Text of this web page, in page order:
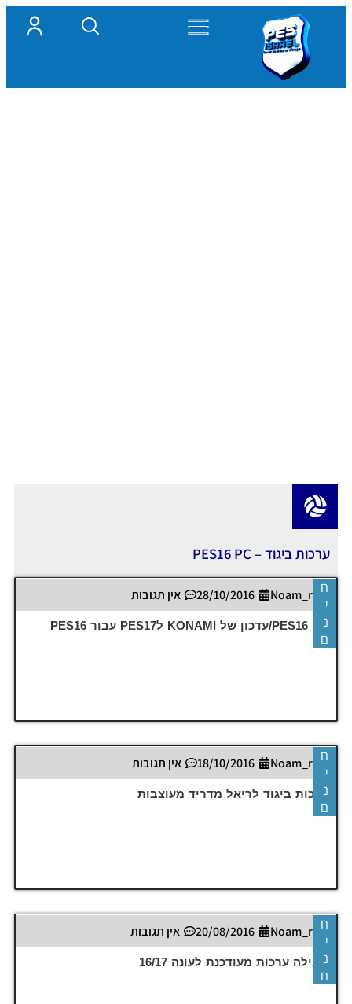
ערכות ביגוד – PES16 PC
Noam_r
28/10/2016 אין תגובות
PES16 PC/עדכון של KONAMI לPES17 עבור PES16
ח
י
נ
ם
Noam_r
18/10/2016 אין תגובות
ערכות ביגוד לריאל מדריד מעוצבות
ח
י
נ
ם
Noam_r
20/08/2016 אין תגובות
חבילה ערכות מעודכנת לעונה 16/17
ח
י
נ
ם